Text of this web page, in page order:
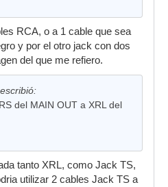
RCA, o a 1 cable que sea
y por el otro jack con dos
del que me refiero.
del MAIN OUT a XRL del
tanto XRL, como Jack TS,
utilizar 2 cables Jack TS a